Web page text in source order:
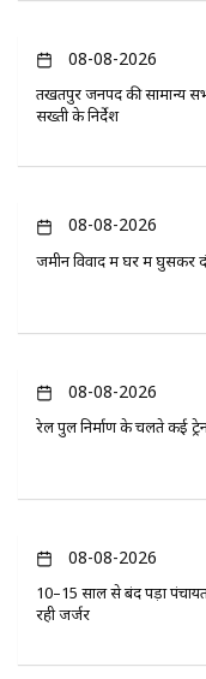
08-08-2026
तखतपुर जनपद की सामान्य
सख्ती के निर्देश
08-08-2026
जमीन विवाद में घर में घुसकर
08-08-2026
रेल पुल निर्माण के चलते कई
08-08-2026
10–15 साल से बंद पड़ा पंचायत
रही जर्जर